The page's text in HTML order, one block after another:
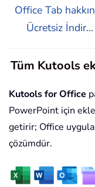
Office Tab
Ücretsiz İndir...
Tüm Kutools
Kutools for Office
PowerPoint için
getirir; Office
çözümdür.